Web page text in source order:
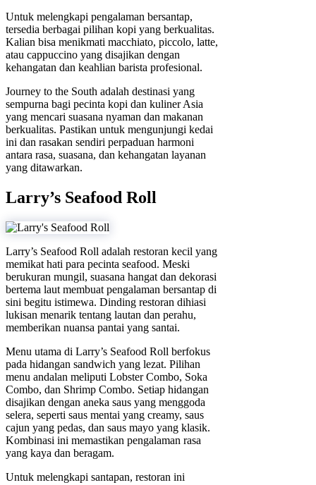
Untuk melengkapi pengalaman bersantap,
tersedia berbagai pilihan kopi yang berkualitas.
Kalian bisa menikmati macchiato, piccolo, latte,
atau cappuccino yang disajikan dengan
kehangatan dan keahlian barista profesional.
Journey to the South adalah destinasi yang
sempurna bagi pecinta kopi dan kuliner Asia
yang mencari suasana nyaman dan makanan
berkualitas. Pastikan untuk mengunjungi kedai
ini dan rasakan sendiri perpaduan harmoni
antara rasa, suasana, dan kehangatan layanan
yang ditawarkan.
Larry’s Seafood Roll
Larry’s Seafood Roll adalah restoran kecil yang
memikat hati para pecinta seafood. Meski
berukuran mungil, suasana hangat dan dekorasi
bertema laut membuat pengalaman bersantap di
sini begitu istimewa. Dinding restoran dihiasi
lukisan menarik tentang lautan dan perahu,
memberikan nuansa pantai yang santai.
Menu utama di Larry’s Seafood Roll berfokus
pada hidangan sandwich yang lezat. Pilihan
menu andalan meliputi Lobster Combo, Soka
Combo, dan Shrimp Combo. Setiap hidangan
disajikan dengan aneka saus yang menggoda
selera, seperti saus mentai yang creamy, saus
cajun yang pedas, dan saus mayo yang klasik.
Kombinasi ini memastikan pengalaman rasa
yang kaya dan beragam.
Untuk melengkapi santapan, restoran ini